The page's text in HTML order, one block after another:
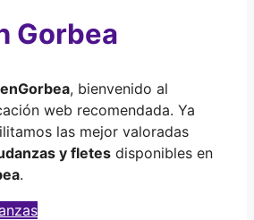
Gorbea
Gorbea, bienvenido al
web recomendada. Ya
las mejor valoradas
y fletes disponibles en
.